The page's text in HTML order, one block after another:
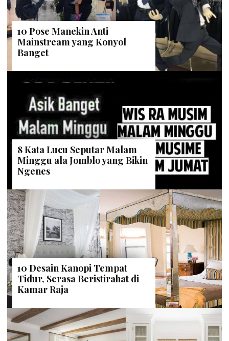
10 Pose Manekin Anti
Mainstream yang Konyol
Banget
8 Kata Lucu Seputar Malam
Minggu ala Jomblo yang Bikin
Ngenes
10 Desain Kanopi Tempat
Tidur, Serasa Beristirahat di
Kamar Raja